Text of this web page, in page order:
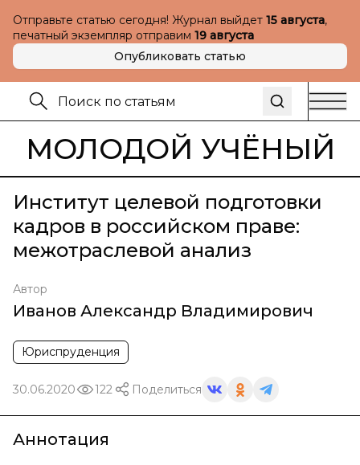
Отправьте статью сегодня! Журнал выйдет 15 августа,
печатный экземпляр отправим 19 августа
Опубликовать статью
МОЛОДОЙ УЧЁНЫЙ
Институт целевой подготовки
кадров в российском праве:
межотраслевой анализ
Автор
Иванов Александр Владимирович
Юриспруденция
30.06.2020 122 Поделиться
Аннотация